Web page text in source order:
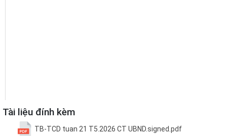
Tài liệu đính kèm
TB-TCD tuan 21 T5.2026 CT UBND.signed.pdf